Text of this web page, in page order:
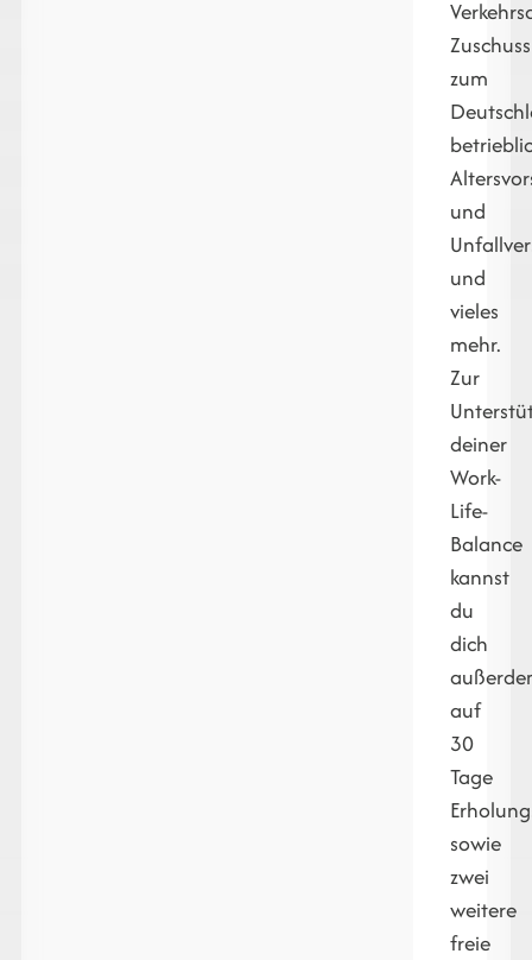
Zuschuss
zum
und
und
vieles
mehr.
Zur
deiner
Work-
Life-
Balance
kannst
du
dich
auf
30
Tage
sowie
zwei
weitere
freie